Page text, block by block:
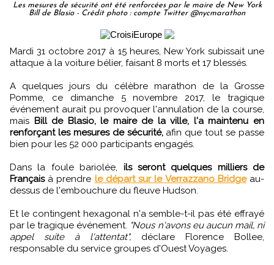
Les mesures de sécurité ont été renforcées par le maire de New York
Bill de Blasio - Crédit photo : compte Twitter @nycmarathon
Mardi 31 octobre 2017 à 15 heures, New York subissait une
attaque à la voiture bélier, faisant 8 morts et 17 blessés.
A quelques jours du célèbre marathon de la Grosse
Pomme, ce dimanche 5 novembre 2017, le tragique
événement aurait pu provoquer l'annulation de la course,
mais Bill de Blasio, le maire de la ville, l'a maintenu en
renforçant les mesures de sécurité,afin que tout se passe
bien pour les 52 000 participants engagés.
Dans la foule bariolée, ils seront quelques milliers de
Françaisà prendre le départ sur le Verrazzano Bridgeau-
dessus de l'embouchure du fleuve Hudson.
Et le contingent hexagonal n'a semble-t-il pas été effrayé
par le tragique événement. "Nous n'avons eu aucun mail, ni
appel suite à l'attentat", déclare Florence Bollee,
responsable du service groupes d'Ouest Voyages.